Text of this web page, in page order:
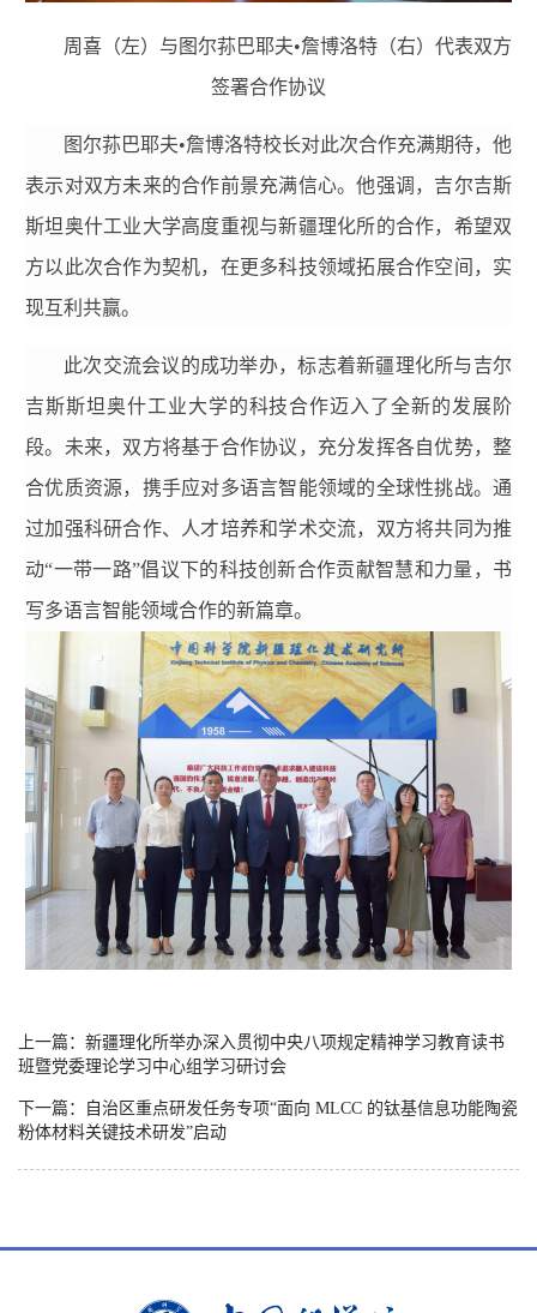
周喜（左）与 图尔荪巴耶夫•詹博洛特（右）代表双方
签署合作协议
图尔荪巴耶夫•詹博洛特校长对此次合作充满期待，他
表示对双方未来的合作前景充满信心。他强调，吉尔吉斯
斯坦奥什工业大学高度重视与新疆理化所的合作，希望双
方以此次合作为契机，在更多科技领域拓展合作空间，实
现互利共赢。
此次交流会议的成功举办，标志着新疆理化所与吉尔
吉斯斯坦奥什工业大学的科技合作迈入了全新的发展阶
段。未来，双方将基于合作协议，充分发挥各自优势，整
合优质资源，携手应对多语言智能领域的全球性挑战。通
过加强科研合作、人才培养和学术交流，双方将共同为推
动“一带一路”倡议下的科技创新合作贡献智慧和力量，书
写多语言智能领域合作的新篇章。
上一篇：新疆理化所举办深入贯彻中央八项规定精神学习教育读书
班暨党委理论学习中心组学习研讨会
下一篇：自治区重点研发任务专项“面向 MLCC 的钛基信息功能陶瓷
粉体材料关键技术研发”启动